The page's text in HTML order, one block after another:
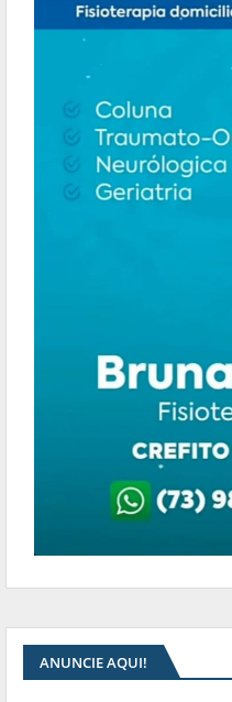
ANUNCIE AQUI!